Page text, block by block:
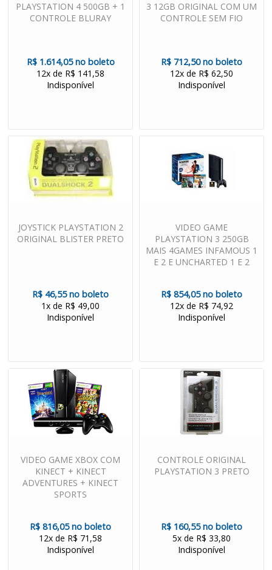
PLAYSTATION 4 500GB + 1
CONTROLE BLURAY
R$ 1.614,05 no boleto
12x de R$ 141,58
Indisponível
3 12GB ORIGINAL COM UM
CONTROLE SEM FIO
R$ 712,50 no boleto
12x de R$ 62,50
Indisponível
JOYSTICK PLAYSTATION 2
ORIGINAL BLISTER PRETO
R$ 46,55 no boleto
1x de R$ 49,00
Indisponível
VIDEO GAME
PLAYSTATION 3 250GB
MAIS 4GAMES INFAMOUS 1
E 2 E UNCHARTED 1 E 2
R$ 854,05 no boleto
12x de R$ 74,92
Indisponível
VIDEO GAME XBOX COM
KINECT + KINECT
ADVENTURES + KINECT
SPORTS
R$ 816,05 no boleto
12x de R$ 71,58
Indisponível
CONTROLE ORIGINAL
PLAYSTATION 3 PRETO
R$ 160,55 no boleto
5x de R$ 33,80
Indisponível